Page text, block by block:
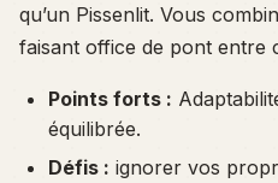
qu’un Pissenlit. Vous
faisant office de pont entre
Points forts :
équilibrée.
Défis : ignorer vos